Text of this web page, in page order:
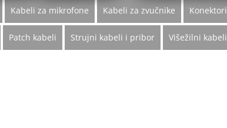
Kabeli za mikrofone Kabeli za zvučnike
Patch kabeli Strujni kabeli i pribor Višežilni